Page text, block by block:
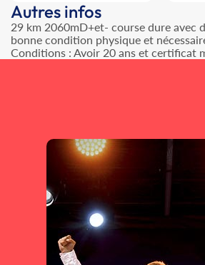
Autres infos
29 km 2060mD+et- course dure avec
bonne condition physique et
Conditions : Avoir 20 ans et certificat